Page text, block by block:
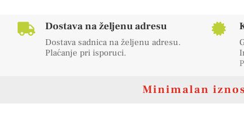
 Dostava na željenu adresu
Dostava sadnica na željenu adresu.
Plaćanje pri isporuci.

Minimalan